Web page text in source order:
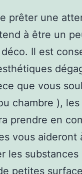
prêter une
à être un
Il est
que vous
chambre ),
prendre en
vous
les
petites